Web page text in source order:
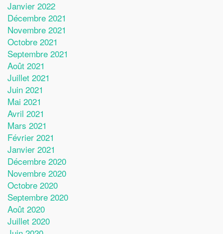
Janvier 2022
Décembre 2021
Novembre 2021
Octobre 2021
Septembre 2021
Août 2021
Juillet 2021
Juin 2021
Mai 2021
Avril 2021
Mars 2021
Février 2021
Janvier 2021
Décembre 2020
Novembre 2020
Octobre 2020
Septembre 2020
Août 2020
Juillet 2020